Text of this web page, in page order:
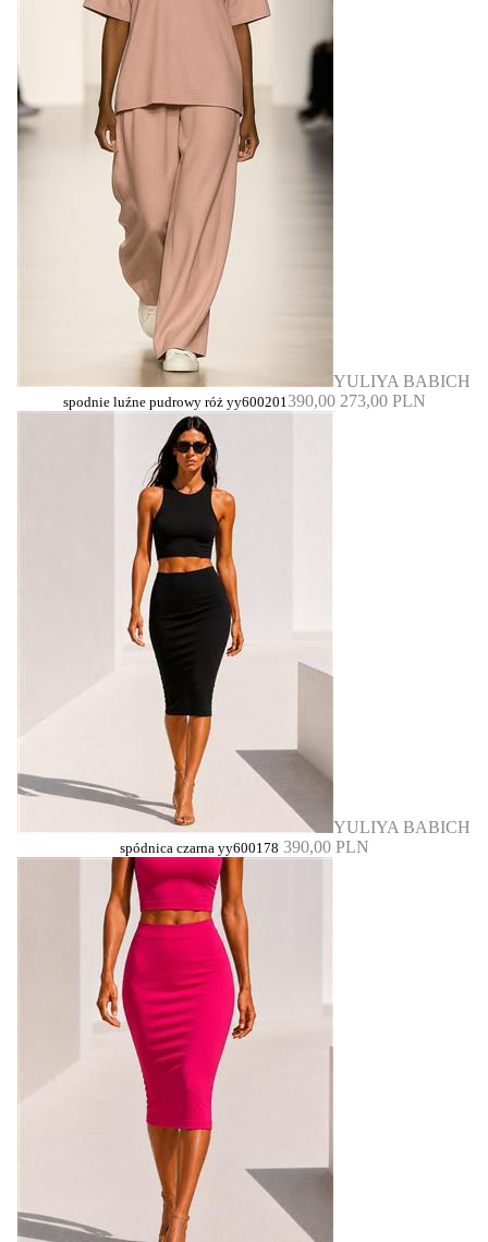
YULIYA BABICH
spodnie luźne pudrowy róż yy600201390,00 273,00 PLN
YULIYA BABICH
spódnica czarna yy600178 390,00 PLN